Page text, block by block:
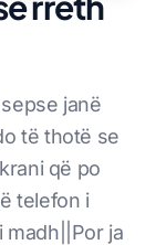
janë
të thotë se
që po
telefon i
madh||Por ja